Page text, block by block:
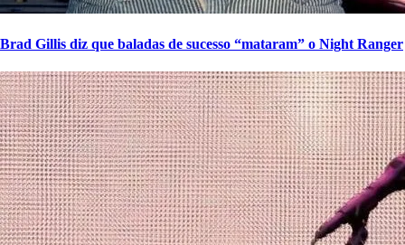
Brad Gillis diz que baladas de sucesso “mataram” o Night Ranger